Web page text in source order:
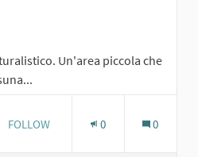
Un'area piccola che
3 FOLLOWERS
FOLLOW 0 0